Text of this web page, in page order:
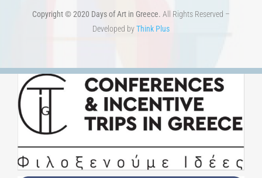
Copyright © 2020 Days of Art in Greece. All Rights Reserved –
Developed byThink Plus